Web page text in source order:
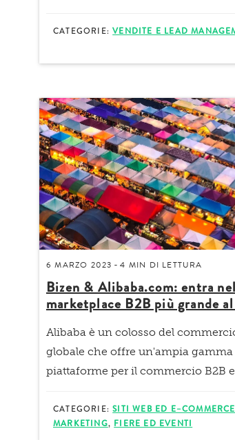
CATEGORIE:VENDITE E LEAD
6 MARZO 2023 -4 MIN DI LETTURA
Bizen & Alibaba.com: entra
marketplace B2B più grande
Alibaba è un colosso del
globale che offre un'ampia
piattaforme per il commercio B2B
CATEGORIE:SITI WEB ED E–COMMERCE
MARKETING, FIERE ED EVENTI